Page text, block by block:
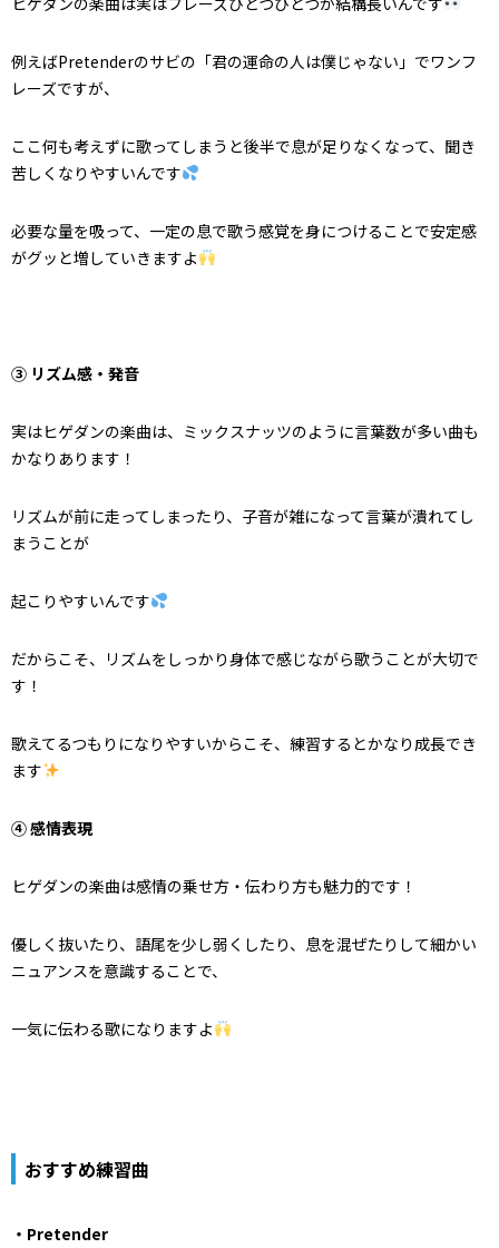
例えばPretenderのサビの「君の運命の人は僕じゃない」でワンフ
レーズですが、
ここ何も考えずに歌ってしまうと後半で息が足りなくなって、聞き
苦しくなりやすいんです
必要な量を吸って、一定の息で歌う感覚を身につけることで安定感
がグッと増していきますよ
③ リズム感・発音
実はヒゲダンの楽曲は、ミックスナッツのように言葉数が多い曲も
かなりあります！
リズムが前に走ってしまったり、子音が雑になって言葉が潰れてし
まうことが
起こりやすいんです
だからこそ、リズムをしっかり身体で感じながら歌うことが大切で
す！
歌えてるつもりになりやすいからこそ、練習するとかなり成長でき
ます
④ 感情表現
ヒゲダンの楽曲は感情の乗せ方・伝わり方も魅力的です！
優しく抜いたり、語尾を少し弱くしたり、息を混ぜたりして細かい
ニュアンスを意識することで、
一気に伝わる歌になりますよ
おすすめ練習曲
・Pretender